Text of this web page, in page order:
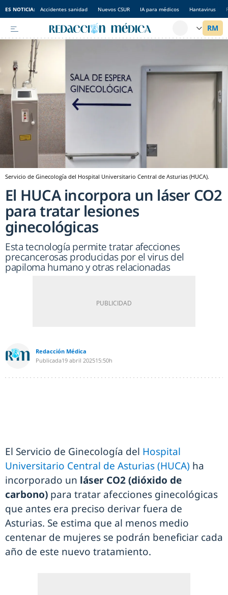
ES NOTICIA: Accidentes sanidad Nuevos CSUR IA para médicos Hantavirus
Servicio de Ginecología del Hospital Universitario Central de Asturias (HUCA).
El HUCA incorpora un láser CO2
para tratar lesiones
ginecológicas
Esta tecnología permite tratar afecciones
precancerosas producidas por el virus del
papiloma humano y otras relacionadas
Redacción Médica
Publicada19 abril 202515:50h
El Servicio de Ginecología del Hospital
Universitario Central de Asturias (HUCA) ha
incorporado un láser CO2 (dióxido de
carbono) para tratar afecciones ginecológicas
que antes era preciso derivar fuera de
Asturias. Se estima que al menos medio
centenar de mujeres se podrán beneficiar cada
año de este nuevo tratamiento.